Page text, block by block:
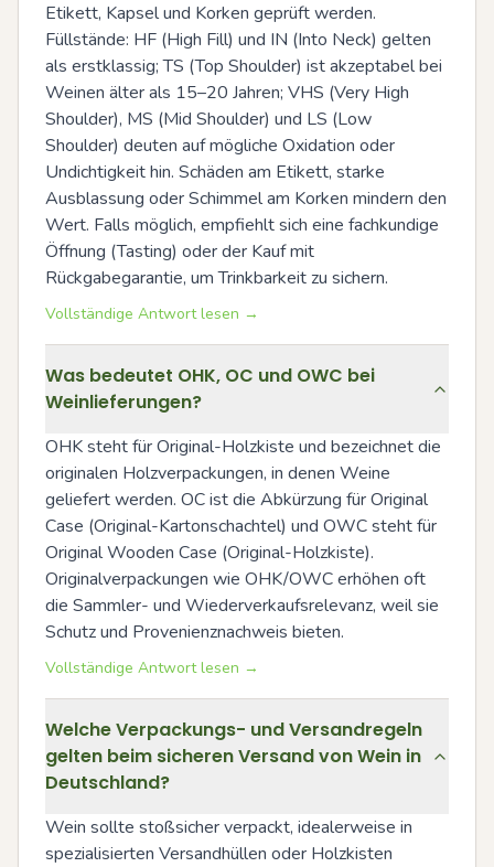
Etikett, Kapsel und Korken geprüft werden.
Füllstände: HF (High Fill) und IN (Into Neck) gelten
als erstklassig; TS (Top Shoulder) ist akzeptabel bei
Weinen älter als 15–20 Jahren; VHS (Very High
Shoulder), MS (Mid Shoulder) und LS (Low
Shoulder) deuten auf mögliche Oxidation oder
Undichtigkeit hin. Schäden am Etikett, starke
Ausblassung oder Schimmel am Korken mindern den
Wert. Falls möglich, empfiehlt sich eine fachkundige
Öffnung (Tasting) oder der Kauf mit
Rückgabegarantie, um Trinkbarkeit zu sichern.
Vollständige Antwort lesen →
Was bedeutet OHK, OC und OWC bei
Weinlieferungen?
OHK steht für Original-Holzkiste und bezeichnet die
originalen Holzverpackungen, in denen Weine
geliefert werden. OC ist die Abkürzung für Original
Case (Original-Kartonschachtel) und OWC steht für
Original Wooden Case (Original-Holzkiste).
Originalverpackungen wie OHK/OWC erhöhen oft
die Sammler- und Wiederverkaufsrelevanz, weil sie
Schutz und Provenienznachweis bieten.
Vollständige Antwort lesen →
Welche Verpackungs- und Versandregeln
gelten beim sicheren Versand von Wein in
Deutschland?
Wein sollte stoßsicher verpackt, idealerweise in
spezialisierten Versandhüllen oder Holzkisten